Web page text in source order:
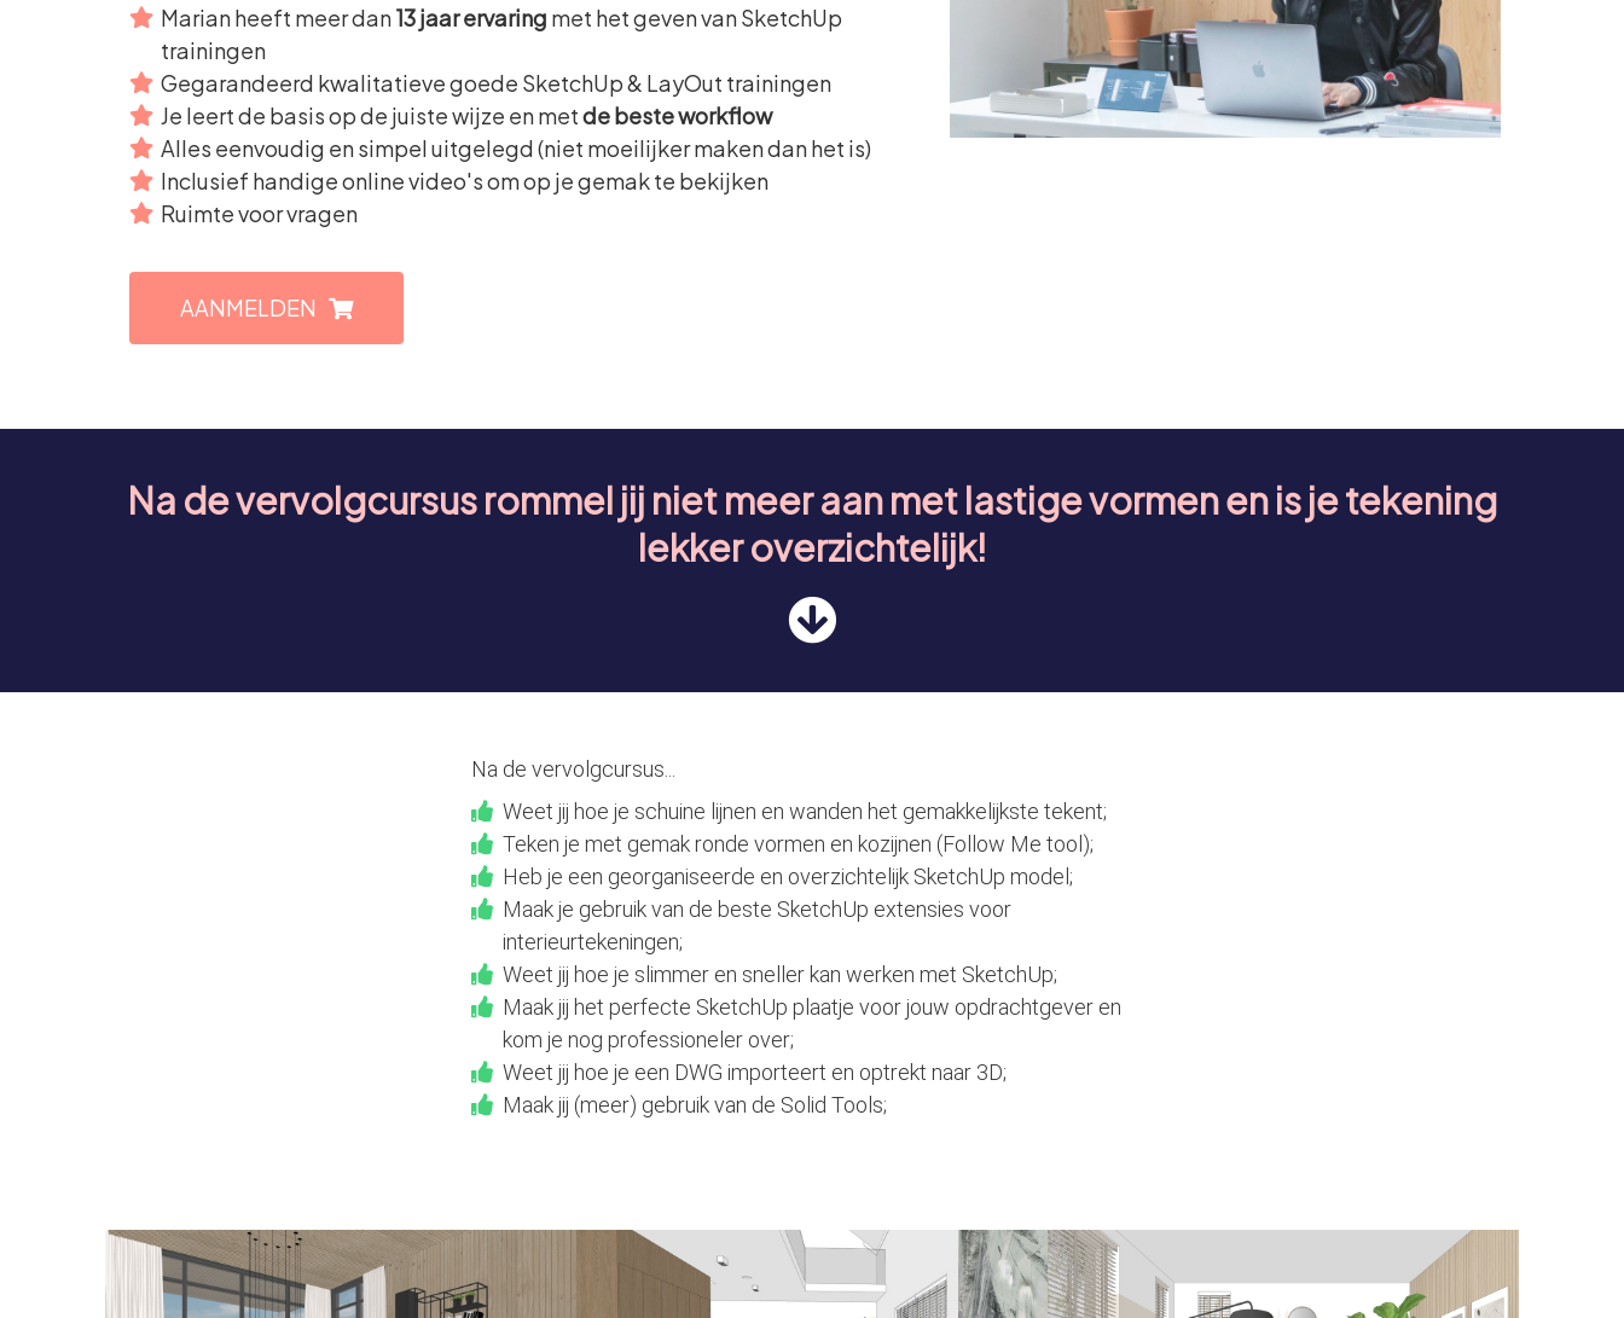
Marian heeft meer dan13 jaar ervaring met het geven van SketchUp
trainingen
Gegarandeerd kwalitatieve goede SketchUp & LayOut trainingen
Je leert de basis op de juiste wijze en metde beste workflow
Alles eenvoudig en simpel uitgelegd (niet moeilijker maken dan het is)
Inclusief handige online video's om op je gemak te bekijken
Ruimte voor vragen
AANMELDEN
Na de vervolgcursus rommel jij niet meer aan met lastige vormen en is je tekening
lekker overzichtelijk!
Na de vervolgcursus...
Weet jij hoe je schuine lijnen en wanden het gemakkelijkste tekent;
Teken je met gemak ronde vormen en kozijnen (Follow Me tool);
Heb je een georganiseerde en overzichtelijk SketchUp model;
Maak je gebruik van de beste SketchUp extensies voor
interieurtekeningen;
Weet jij hoe je slimmer en sneller kan werken met SketchUp;
Maak jij het perfecte SketchUp plaatje voor jouw opdrachtgever en
kom je nog professioneler over;
Weet jij hoe je een DWG importeert en optrekt naar 3D;
Maak jij (meer) gebruik van de Solid Tools;